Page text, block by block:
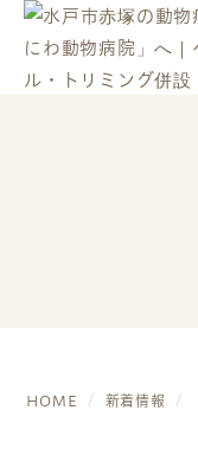
HOME 新着情報